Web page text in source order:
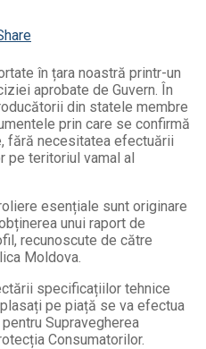
în țara noastră printr-un
aprobate de Guvern. În
din statele membre
prin care se confirmă
fără necesitatea efectuării
pe teritoriul vamal al
esențiale sunt originare
unui raport de
recunoscute de către
Moldova.
specificațiilor tehnice
pe piață se va efectua
Supravegherea
Consumatorilor.